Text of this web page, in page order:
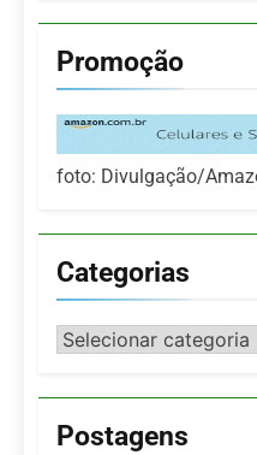
Promoção
foto: Divulgação/
Categorias
Categorias
Postagens